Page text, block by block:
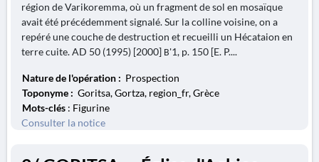
région de Varikoremma, où un fragment de sol en mosaïque
avait été précédemment signalé. Sur la colline voisine, on a
repéré une couche de destruction et recueilli un Hécataion en
terre cuite. AD 50 (1995) [2000] Β'1, p. 150 [E. P....
Nature de l'opération : Prospection
Toponyme : Goritsa, Gortza, region_fr, Grèce
Mots-clés : Figurine
Consulter la notice